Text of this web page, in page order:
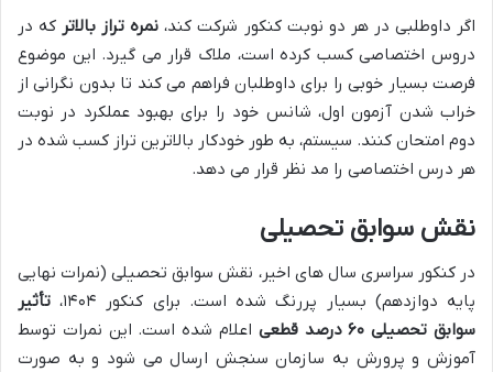
اگر داوطلبی در هر دو نوبت کنکور شرکت کند، نمره تراز بالاتر که در
دروس اختصاصی کسب کرده است، ملاک قرار می گیرد. این موضوع
فرصت بسیار خوبی را برای داوطلبان فراهم می کند تا بدون نگرانی از
خراب شدن آزمون اول، شانس خود را برای بهبود عملکرد در نوبت
دوم امتحان کنند. سیستم، به طور خودکار بالاترین تراز کسب شده در
هر درس اختصاصی را مد نظر قرار می دهد.
نقش سوابق تحصیلی
در کنکور سراسری سال های اخیر، نقش سوابق تحصیلی (نمرات نهایی
پایه دوازدهم) بسیار پررنگ شده است. برای کنکور ۱۴۰۴،
تأثیر
سوابق تحصیلی ۶۰ درصد قطعی
اعلام شده است. این نمرات توسط
آموزش و پرورش به سازمان سنجش ارسال می شود و به صورت